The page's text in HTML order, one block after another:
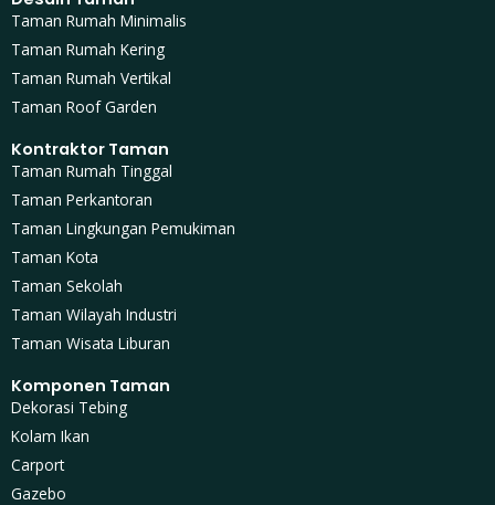
Taman Rumah Minimalis
Taman Rumah Kering
Taman Rumah Vertikal
Taman Roof Garden
Kontraktor Taman
Taman Rumah Tinggal
Taman Perkantoran
Taman Lingkungan Pemukiman
Taman Kota
Taman Sekolah
Taman Wilayah Industri
Taman Wisata Liburan
Komponen Taman
Dekorasi Tebing
Kolam Ikan
Carport
Gazebo